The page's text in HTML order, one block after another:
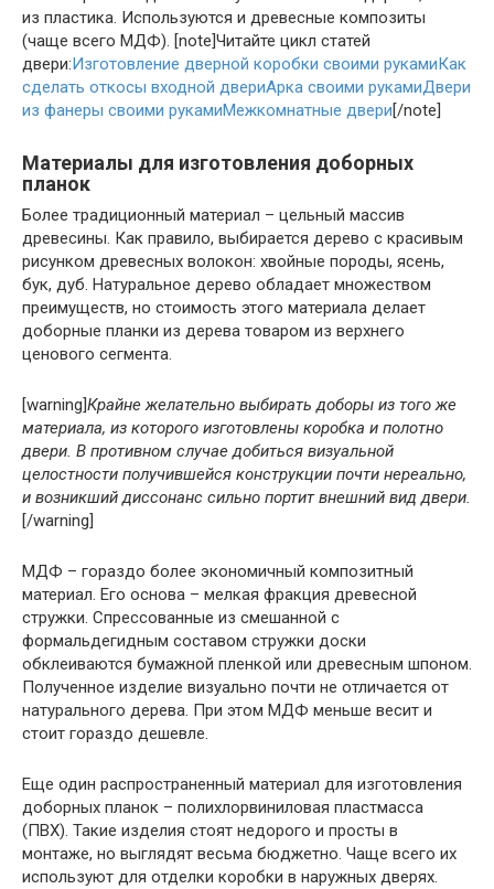
из пластика. Используются и древесные композиты
(чаще всего МДФ). [note]Читайте цикл статей
двери:Изготовление дверной коробки своими рукамиКак
сделать откосы входной двериАрка своими рукамиДвери
из фанеры своими рукамиМежкомнатные двери[/note]
Материалы для изготовления доборных
планок
Более традиционный материал – цельный массив
древесины. Как правило, выбирается дерево с красивым
рисунком древесных волокон: хвойные породы, ясень,
бук, дуб. Натуральное дерево обладает множеством
преимуществ, но стоимость этого материала делает
доборные планки из дерева товаром из верхнего
ценового сегмента.
[warning]Крайне желательно выбирать доборы из того же
материала, из которого изготовлены коробка и полотно
двери. В противном случае добиться визуальной
целостности получившейся конструкции почти нереально,
и возникший диссонанс сильно портит внешний вид двери.
[/warning]
МДФ – гораздо более экономичный композитный
материал. Его основа – мелкая фракция древесной
стружки. Спрессованные из смешанной с
формальдегидным составом стружки доски
обклеиваются бумажной пленкой или древесным шпоном.
Полученное изделие визуально почти не отличается от
натурального дерева. При этом МДФ меньше весит и
стоит гораздо дешевле.
Еще один распространенный материал для изготовления
доборных планок – полихлорвиниловая пластмасса
(ПВХ). Такие изделия стоят недорого и просты в
монтаже, но выглядят весьма бюджетно. Чаще всего их
используют для отделки коробки в наружных дверях.